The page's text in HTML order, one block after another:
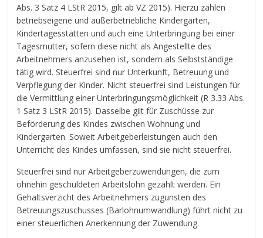
Abs. 3 Satz 4 LStR 2015, gilt ab VZ 2015). Hierzu zählen
betriebseigene und außerbetriebliche Kindergärten,
Kindertagesstätten und auch eine Unterbringung bei einer
Tagesmutter, sofern diese nicht als Angestellte des
Arbeitnehmers anzusehen ist, sondern als Selbstständige
tätig wird. Steuerfrei sind nur Unterkunft, Betreuung und
Verpflegung der Kinder. Nicht steuerfrei sind Leistungen für
die Vermittlung einer Unterbringungsmöglichkeit (R 3.33 Abs.
1 Satz 3 LStR 2015). Dasselbe gilt für Zuschüsse zur
Beförderung des Kindes zwischen Wohnung und
Kindergarten. Soweit Arbeitgeberleistungen auch den
Unterricht des Kindes umfassen, sind sie nicht steuerfrei.
Steuerfrei sind nur Arbeitgeberzuwendungen, die zum
ohnehin geschuldeten Arbeitslohn gezahlt werden. Ein
Gehaltsverzicht des Arbeitnehmers zugunsten des
Betreuungszuschusses (Barlohnumwandlung) führt nicht zu
einer steuerlichen Anerkennung der Zuwendung.